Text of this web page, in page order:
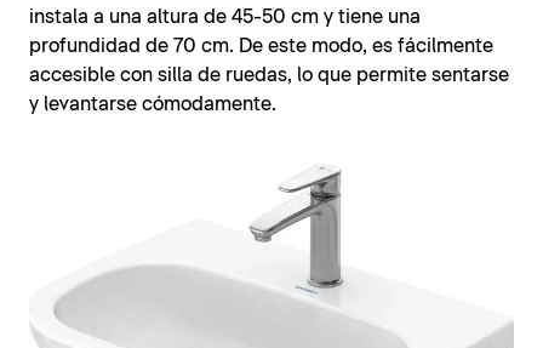
instala a una altura de 45-50 cm y tiene una
profundidad de 70 cm. De este modo, es fácilmente
accesible con silla de ruedas, lo que permite sentarse
y levantarse cómodamente.